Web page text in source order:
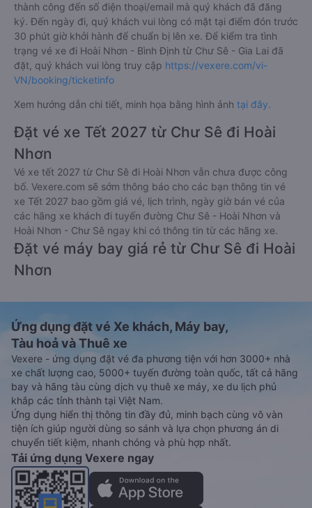
thành công đến số điện thoại/email mà quý khách đã đăng
ký. Đến ngày đi, quý khách vui lòng có mặt tại điểm đón trước
30 phút giờ khởi hành để chuẩn bị lên xe. Để kiểm tra tình
trạng vé xe đi Hoài Nhơn - Bình Định từ Chư Sê - Gia Lai đã
đặt, quý khách vui lòng truy cập https://vexere.com/vi-
VN/booking/ticketinfo
Xem hướng dẫn chi tiết, minh họa bằng hình ảnh tại đây.
Đặt vé xe Tết 2027 từ Chư Sê đi Hoài
Nhơn
Vé xe tết 2027 từ Chư Sê đi Hoài Nhơn vẫn chưa được công
bố. Vexere.com sẽ sớm thông báo cho các bạn thông tin vé
xe Tết 2027 bao gồm giá vé, lịch trình, ngày giờ bán vé của
các hãng xe khách đi tuyến đường Chư Sê - Hoài Nhơn và
Hoài Nhơn - Chư Sê ngay khi có thông tin từ các hãng xe.
Đặt vé máy bay giá rẻ từ Chư Sê đi Hoài
Nhơn
Ứng dụng đặt vé Xe khách, Máy bay,
Tàu hoả và Thuê xe
Vexere - ứng dụng đặt vé đa phương tiện với hơn 3000+ nhà
xe chất lượng cao, 5000+ tuyến đường toàn quốc, tất cả hãng
bay và hãng tàu cùng dịch vụ thuê xe máy, xe du lịch phủ
khắp các tỉnh thành tại Việt Nam.
Ứng dụng hiển thị thông tin đầy đủ, minh bạch cùng vô vàn
tiện ích giúp người dùng so sánh và lựa chọn phương án di
chuyển tiết kiệm, nhanh chóng và phù hợp nhất.
Tải ứng dụng Vexere ngay